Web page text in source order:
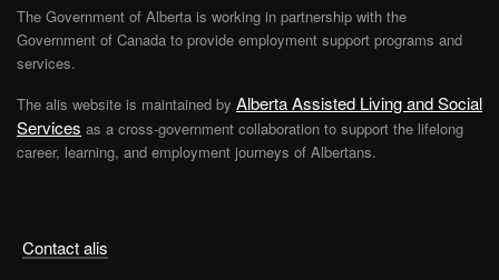
Contact alis
The Government of Alberta is working in partnership with the
Government of Canada to provide employment support programs and
services.
The alis website is maintained by Alberta Assisted Living and Social
Services as a cross-government collaboration to support the lifelong
career, learning, and employment journeys of Albertans.